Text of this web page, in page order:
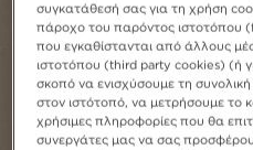
συγκατάθεσή σας για τη χρήση
πάροχο του παρόντος ιστοτόπου
που εγκαθίστανται από άλλους
ιστοτόπου (third party cookies) (ή
σκοπό να ενισχύσουμε τη
στον ιστότοπό, να μετρήσουμε το
χρήσιμες πληροφορίες που θα
συνεργάτες μας να σας